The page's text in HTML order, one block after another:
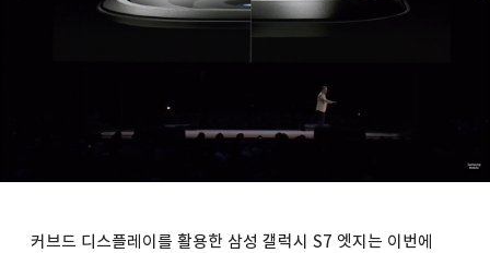
커브드 디스플레이를 활용한 삼성 갤럭시 S7 엣지는 이번에